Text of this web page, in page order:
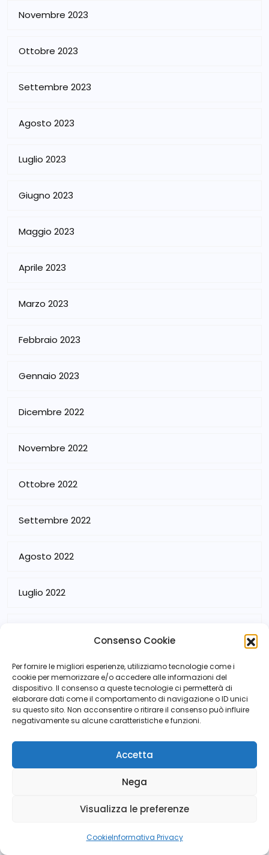
Consenso Cookie
Per fornire le migliori esperienze, utilizziamo tecnologie come i
cookie per memorizzare e/o accedere alle informazioni del
dispositivo. Il consenso a queste tecnologie ci permetterà di
elaborare dati come il comportamento di navigazione o ID unici
su questo sito. Non acconsentire o ritirare il consenso può influire
negativamente su alcune caratteristiche e funzioni.
Accetta
Nega
Visualizza le preferenze
CookieInformativa Privacy
Novembre 2023
Ottobre 2023
Settembre 2023
Agosto 2023
Luglio 2023
Giugno 2023
Maggio 2023
Aprile 2023
Marzo 2023
Febbraio 2023
Gennaio 2023
Dicembre 2022
Novembre 2022
Ottobre 2022
Settembre 2022
Agosto 2022
Luglio 2022
Maggio 2022
Aprile 2022
Novembre 2021